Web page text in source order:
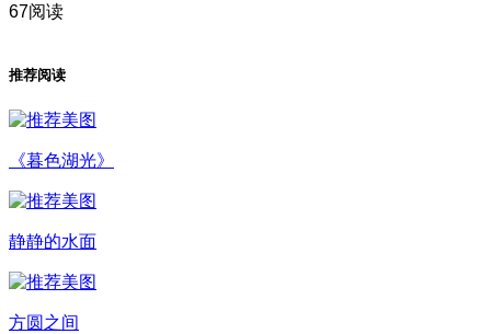
67阅读
推荐阅读
《暮色湖光》
静静的水面
方圆之间